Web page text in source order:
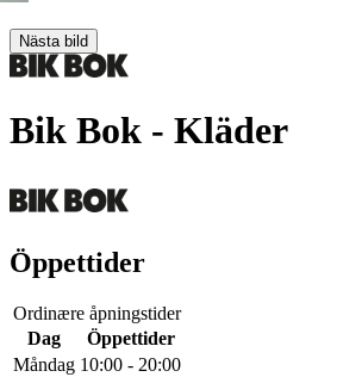
Nästa bild
Bik Bok - Kläder
Öppettider
Ordinære åpningstider
Dag
Öppettider
Måndag 10:00 - 20:00